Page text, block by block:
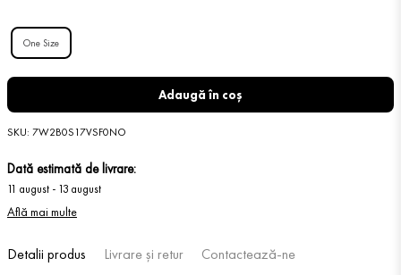
One Size
Adaugă în coș
SKU: 7W2B0S17VSF0NO
Dată estimată de livrare:
11 august - 13 august
Află mai multe
Detalii produs Livrare și retur Contactează-ne